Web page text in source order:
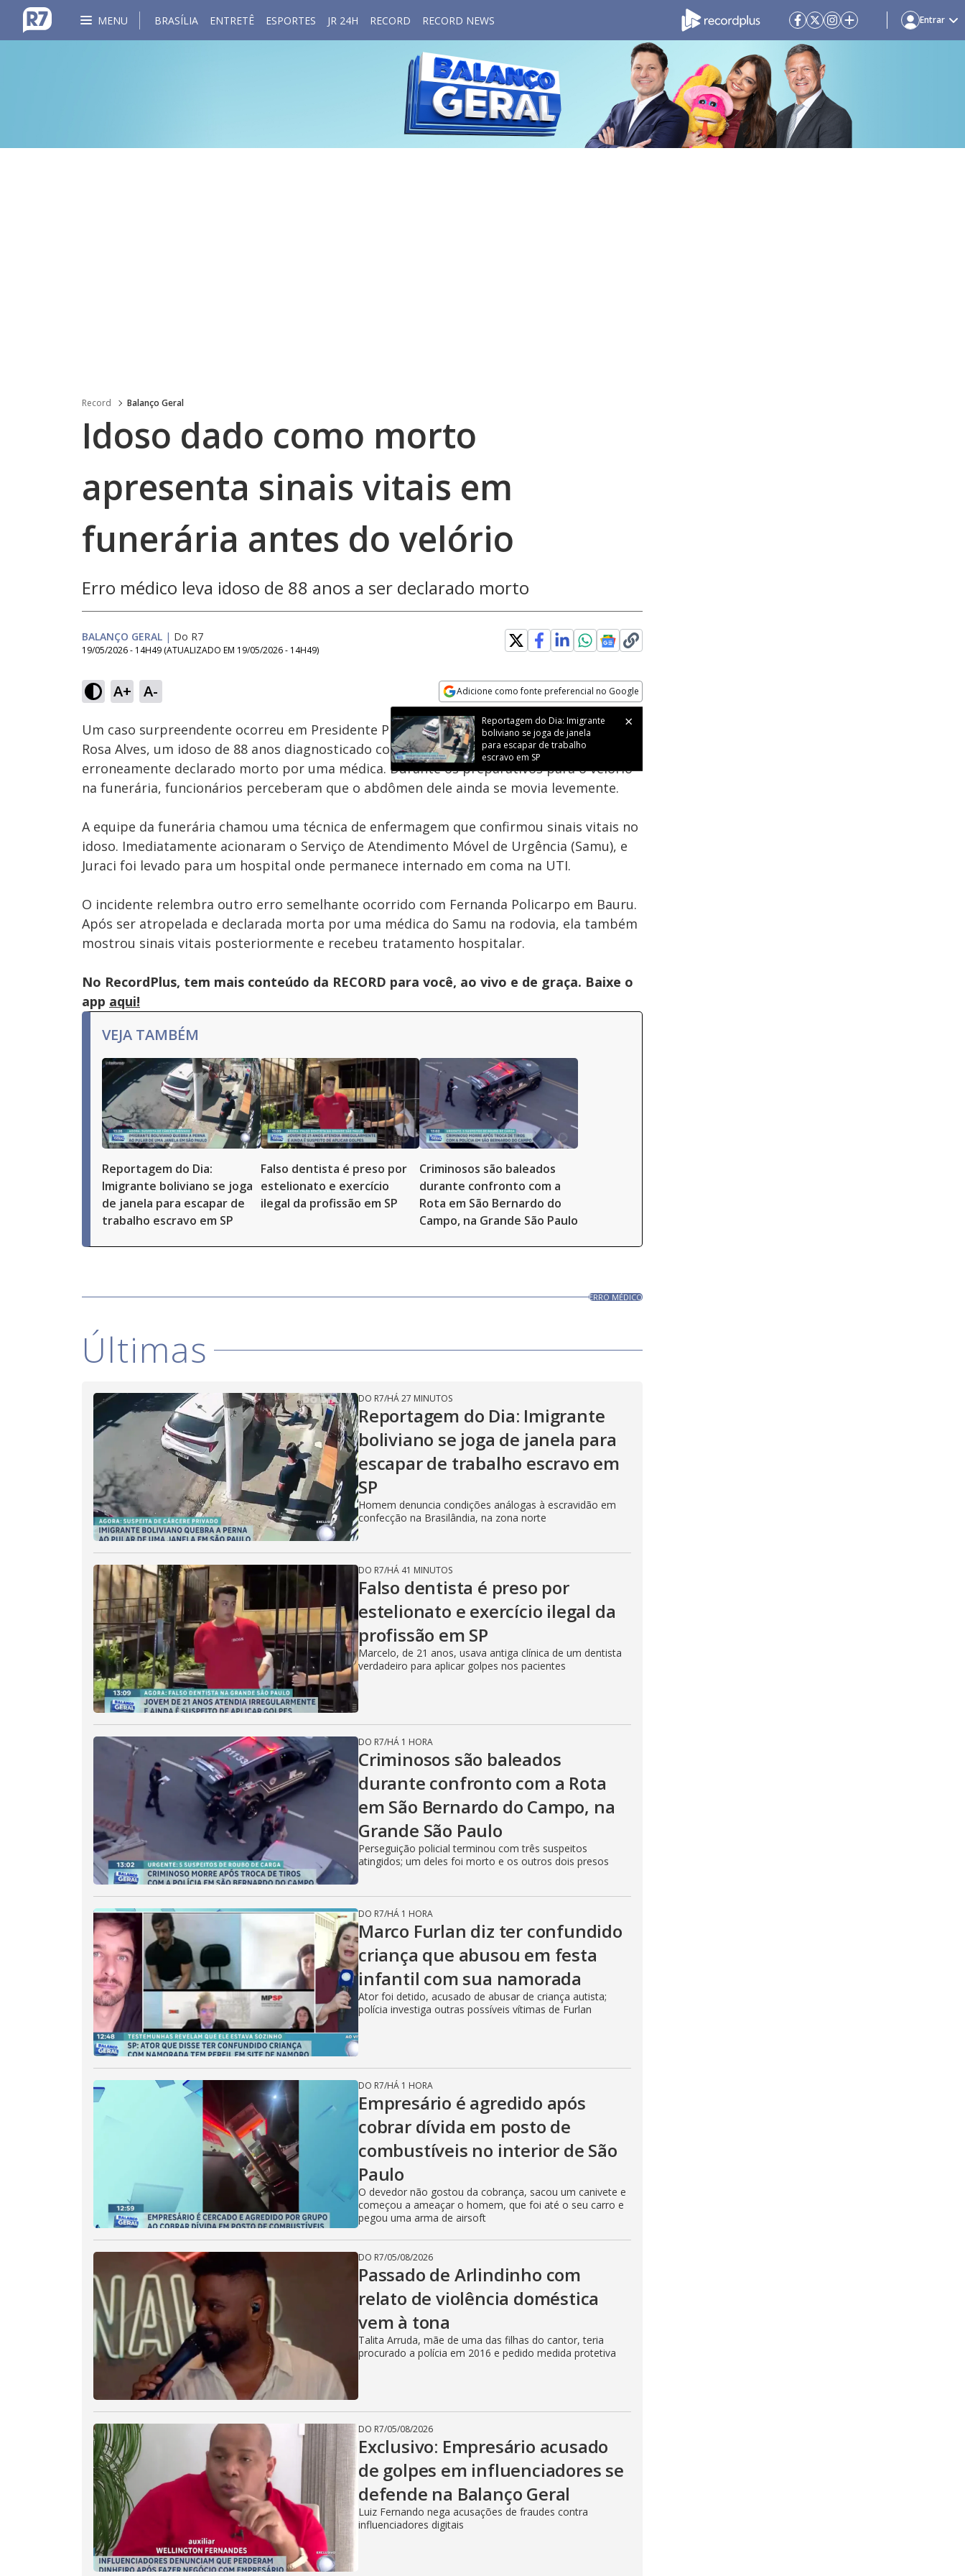
MENU BRASÍLIA ENTRETÊ ESPORTES JR 24H RECORD RECORD NEWS Entrar
Record Balanço Geral
Idoso dado como morto
apresenta sinais vitais em
funerária antes do velório
Erro médico leva idoso de 88 anos a ser declarado morto
BALANÇO GERAL | Do R7
19/05/2026 - 14H49 (ATUALIZADO EM 19/05/2026 - 14H49)
A+ A- Adicione como fonte preferencial no Google
Opens in new window
Reportagem do Dia: Imigrante
boliviano se joga de janela
para escapar de trabalho
escravo em SP
Ativar
Som
16.72%
Velocidade
Um caso surpreendente ocorreu em Presidente Prudente, no interior deSão Paulo. Juraci
Rosa Alves, um idoso de 88 anos diagnosticado com insuficiência respiratória foi
erroneamente declarado morto por uma médica. Durante os preparativos para o velório
na funerária, funcionários perceberam que o abdômen dele ainda se movia levemente.
A equipe da funerária chamou uma técnica de enfermagem que confirmou sinais vitais no
idoso. Imediatamente acionaram o Serviço de Atendimento Móvel de Urgência (Samu), e
Juraci foi levado para um hospital onde permanece internado em coma na UTI.
O incidente relembra outro erro semelhante ocorrido com Fernanda Policarpo em Bauru.
Após ser atropelada e declarada morta por uma médica do Samu na rodovia, ela também
mostrou sinais vitais posteriormente e recebeu tratamento hospitalar.
No RecordPlus, tem mais conteúdo da RECORD para você, ao vivo e de graça. Baixe o
app aqui!
VEJA TAMBÉM
Reportagem do Dia:
Imigrante boliviano se joga
de janela para escapar de
trabalho escravo em SP
Falso dentista é preso por
estelionato e exercício
ilegal da profissão em SP
Criminosos são baleados
durante confronto com a
Rota em São Bernardo do
Campo, na Grande São Paulo
ERRO MÉDICO
Últimas
DO R7/HÁ 27 MINUTOS
Reportagem do Dia: Imigrante
boliviano se joga de janela para
escapar de trabalho escravo em
SP
Homem denuncia condições análogas à escravidão em
confecção na Brasilândia, na zona norte
DO R7/HÁ 41 MINUTOS
Falso dentista é preso por
estelionato e exercício ilegal da
profissão em SP
Marcelo, de 21 anos, usava antiga clínica de um dentista
verdadeiro para aplicar golpes nos pacientes
DO R7/HÁ 1 HORA
Criminosos são baleados
durante confronto com a Rota
em São Bernardo do Campo, na
Grande São Paulo
Perseguição policial terminou com três suspeitos
atingidos; um deles foi morto e os outros dois presos
DO R7/HÁ 1 HORA
Marco Furlan diz ter confundido
criança que abusou em festa
infantil com sua namorada
Ator foi detido, acusado de abusar de criança autista;
polícia investiga outras possíveis vítimas de Furlan
DO R7/HÁ 1 HORA
Empresário é agredido após
cobrar dívida em posto de
combustíveis no interior de São
Paulo
O devedor não gostou da cobrança, sacou um canivete e
começou a ameaçar o homem, que foi até o seu carro e
pegou uma arma de airsoft
DO R7/05/08/2026
Passado de Arlindinho com
relato de violência doméstica
vem à tona
Talita Arruda, mãe de uma das filhas do cantor, teria
procurado a polícia em 2016 e pedido medida protetiva
DO R7/05/08/2026
Exclusivo: Empresário acusado
de golpes em influenciadores se
defende na Balanço Geral
Luiz Fernando nega acusações de fraudes contra
influenciadores digitais